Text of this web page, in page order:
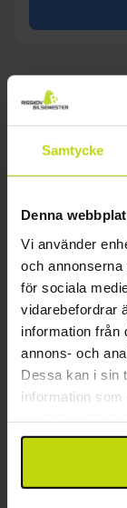
Samtycke
Denna
Vi använder
och
för sociala
vidarebefordrar
information från
annons- och
Dessa kan i sin
information
FAQ
erbjuder
De flesta av
i Hundested
frukost och
hitta hotell med
Bor barn
Hundested?
Den bästa tiden
beror på dina
höjdpunkter.
Erbjuder
Hundested
Halvpension
naturområden.